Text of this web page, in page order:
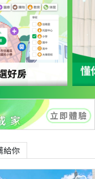
給你